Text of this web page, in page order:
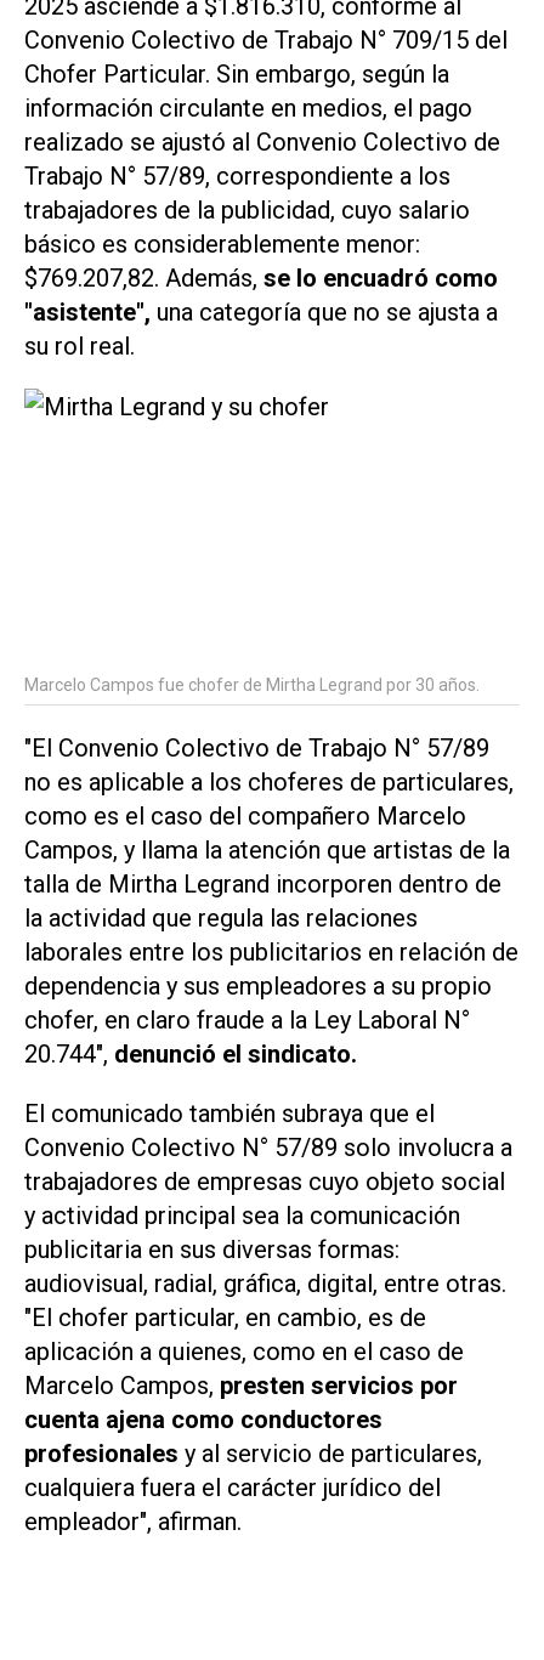
2025 asciende a $1.816.310, conforme al
Convenio Colectivo de Trabajo N° 709/15 del
Chofer Particular. Sin embargo, según la
información circulante en medios, el pago
realizado se ajustó al Convenio Colectivo de
Trabajo N° 57/89, correspondiente a los
trabajadores de la publicidad, cuyo salario
básico es considerablemente menor:
$769.207,82. Además, se lo encuadró como
"asistente", una categoría que no se ajusta a
su rol real.
Marcelo Campos fue chofer de Mirtha Legrand por 30 años.
"El Convenio Colectivo de Trabajo N° 57/89
no es aplicable a los choferes de particulares,
como es el caso del compañero Marcelo
Campos, y llama la atención que artistas de la
talla de Mirtha Legrand incorporen dentro de
la actividad que regula las relaciones
laborales entre los publicitarios en relación de
dependencia y sus empleadores a su propio
chofer, en claro fraude a la Ley Laboral N°
20.744", denunció el sindicato.
El comunicado también subraya que el
Convenio Colectivo N° 57/89 solo involucra a
trabajadores de empresas cuyo objeto social
y actividad principal sea la comunicación
publicitaria en sus diversas formas:
audiovisual, radial, gráfica, digital, entre otras.
"El chofer particular, en cambio, es de
aplicación a quienes, como en el caso de
Marcelo Campos, presten servicios por
cuenta ajena como conductores
profesionales y al servicio de particulares,
cualquiera fuera el carácter jurídico del
empleador", afirman.